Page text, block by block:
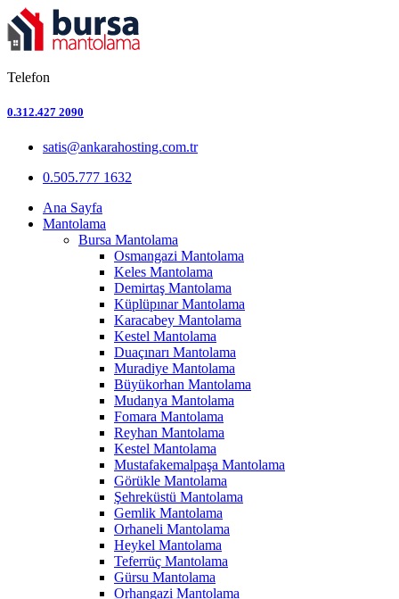
Telefon
0.312.427 2090
satis@ankarahosting.com.tr
0.505.777 1632
Ana Sayfa
Mantolama
Bursa Mantolama
Osmangazi Mantolama
Keles Mantolama
Demirtaş Mantolama
Küplüpınar Mantolama
Karacabey Mantolama
Kestel Mantolama
Duaçınarı Mantolama
Muradiye Mantolama
Büyükorhan Mantolama
Mudanya Mantolama
Fomara Mantolama
Reyhan Mantolama
Kestel Mantolama
Mustafakemalpaşa Mantolama
Görükle Mantolama
Şehreküstü Mantolama
Gemlik Mantolama
Orhaneli Mantolama
Heykel Mantolama
Teferrüç Mantolama
Gürsu Mantolama
Orhangazi Mantolama